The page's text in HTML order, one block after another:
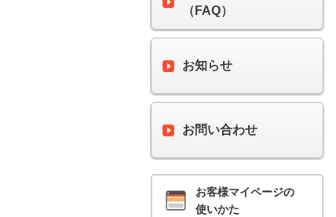
（FAQ）
お知らせ
お問い合わせ
お客様マイページの
使いかた